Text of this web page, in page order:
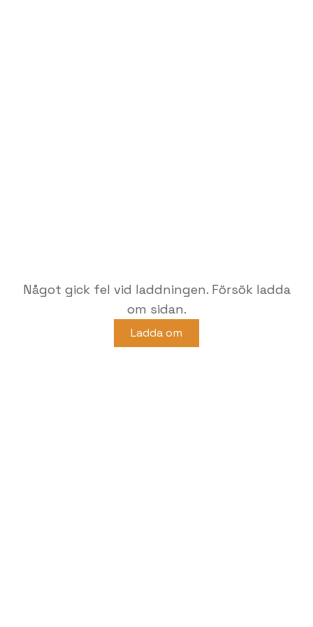
Något gick fel vid laddningen. Försök ladda
om sidan.
Ladda om